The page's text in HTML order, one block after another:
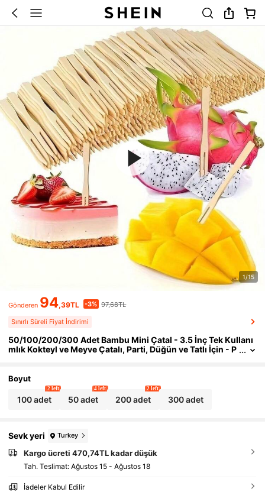
1/15
Gönderen 94,39TL -3% 97,68TL
Sınırlı Süreli Fiyat İndirimi
50/100/200/300 Adet Bambu Mini Çatal - 3.5 İnç Tek Kullanı
mlık Kokteyl ve Meyve Çatalı, Parti, Düğün ve Tatlı İçin - P
Boyut
100 adet
2 left
50 adet
4 left
200 adet
2 left
300 adet
Sevk yeri Turkey
Kargo ücreti 470,74TL kadar düşük
Tah. Teslimat: Ağustos 15 - Ağustos 18
İadeler Kabul Edilir